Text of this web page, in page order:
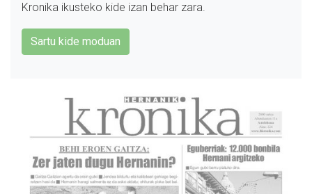
Kronika ikusteko kide izan behar zara.
Sartu kide moduan